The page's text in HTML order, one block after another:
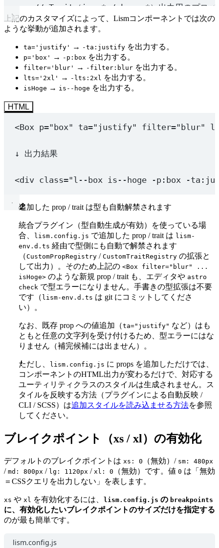
    },
  },
  bsz: { prop:
'blockSize'
  'max-bsz'
: { prop: 'maxBlockSize', token:
  // bg
  bg: { prop:
'background' },
  bgi: { prop:
'backgroundImage'
  bgr: { prop:
  bgp: { prop:
  bgsz: { prop:
'backgroundSize' , presets: ['cover'
  // bga: { prop: 'backgroundAttachment' }, // fixed
  // bgblend: { prop: 'backgroundBlendMode' },
  // 	prop: 'backgroundClip',
  bgc: {
    prop:
'backgroundColor'
// keycolor は palette カタログ経由で var(--
    presets: [
'base', 'base-2', 'text' , 'brand'
// bdc と同様に currentColor を短く書けるようにす
    utils: { current:
'currentColor' },
    token:
'color',
    exUtility: { inherit: {
'background-color':
    alwaysVar:
,
  },
  c: {
    // Note: bg系（bgclip）より後にくるように。
    prop:
'color',
    presets: [
'base' , 'text' 'text-2' , 'brand' ,
    token:
'color',
    exUtility: {
      inherit: { color:
'inherit' }, // --c ではなく
// mix: {'--_c1:currentColor;--
    },
  },
  keycolor: { isVar:
, token: 'color' },
  bd: { prop:
'border' , presets: [ 'none'
] },
  bds: { isVar:
1 , presets: ['dashed', 'dotted',
  bdc: {
    presets: [
'brand', 'accent', 'divider',
    utils: { current:
'currentColor' },
    token:
'color'
  bdw: { isVar:
    m:
'1em'
    s:
'calc(1em * var(--fz-mol) / (var(--fz-mol) +
    xs:
'calc(1em * var(--fz-mol) / (var(--fz-mol)
  },
  // font-family
  ff: {
    /* Base:
*   -apple-system/BlinkMacSystemFont → Macで英
*   'Hiragino Sans' → Macでの和文フォントの指定
*   sans-serif: Mac=Hiragino系 /
     */
// Accent: 装飾用セリフ。初期状態はあくまで一例で実際
    mono:
"ui-monospace, 'SFMono-Regular', Menlo,
  },
  // font-weight
  fw: { light:
'300' , normal: '400' , bold: '600' },
// half-leading: --hl-unit は vars グループの構造変
  hl: {
    base:
'calc(var(--hl-unit) * 3)',
    xs:
    l:
'calc(var(--hl-unit) * 4)',
  },
// line-height: CSS 変数を持たないカタログ専用（prop
  lh: { base:
'-', xs: '-', s: '-', l: '-' },
  // letter-spacing
  lts: { base:
'normal' , s: '-0.025em', l: '0.05em'
  o: { mp:
'0.9' , p: '0.75' , pp: '0.5', ppp: '0.25'
// border-radius: inner は .set 系の計算値（手書き
  bdrs: {
'0.25rem' , '20' : '0.5rem', '30':
//  Memo: --shc は color.shadow（--shadow）の別名（
  bxsh: {
    '10'
: 'var(--shsz--10) var(--shc)'
    '30'
: 'var(--shsz--30) var(--shc)'
// Trait（is--* / has--*）出力用のプロパ
isHoge: 'is--hoge',
},
};
上記のカスタマイズによって、Lismコンポーネントでは次の
ような挙動が追加されます。
ta='justify' → -ta:justify を出力する。
p='box' → -p:box を出力する。
filter='blur' → -filter:blur を出力する。
lts='2xl' → -lts:2xl を出力する。
isHoge → is--hoge を出力する。
HTML
<Box p="box" ta="justify" filter="blur"
↓ 出力結果
<div class="l--box is--hoge -p:box -
追加した prop / trait は型も自動解禁されます
統合プラグイン（型自動生成が有効）を使っている場
合、
lism.config.js で追加した prop / trait は lism-
env.d.ts 経由で型側にも自動で解禁されます
（CustomPropRegistry / CustomTraitRegistry の拡張と
して出力）。そのため上記の <Box filter="blur" ...
isHoge> のような新規 prop / trait も、エディタや astro
check で型エラーになりません。手書きの型拡張は不要
です（ lism-env.d.ts は git にコミットしてくださ
い）。
なお、既存 prop への値追加（ta="justify" など）はも
ともと任意の文字列を受け付けるため、型エラーにはな
りません（補完候補には出ません）。
ただし、 lism.config.js に props を追加しただけでは、
コンポーネントのHTML出力が変わるだけで、対応する
ユーティリティクラスのスタイルは生成されません。ス
タイルを反映する方法（プラグインによる自動反映 /
CLI / SCSS）は追加スタイルを読み込ませる方法を参照
してください。
ブレイクポイント（xs / xl）の有効化
デフォルトのブレイクポイントは xs: 0 （無効）/ sm: 480px
/ md: 800px / lg: 1120px / xl: 0 （無効）です。値 0 は「無効
＝CSSクエリを出力しない」を表します。
xs や xl を有効化するには、 lism.config.js の breakpoints
に、有効化したいブレイクポイントのサイズだけを指定する
のが最も簡単です。
lism.config.js